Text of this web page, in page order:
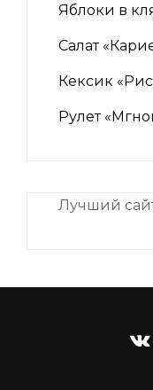
Яблоки в
Салат
Кексик
Рулет
Лучший